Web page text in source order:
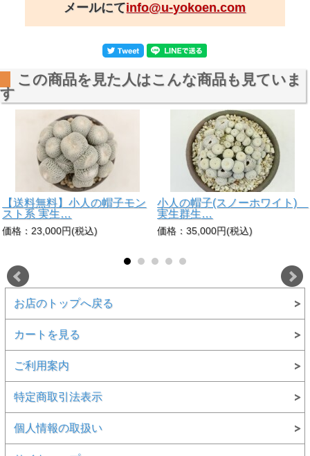
メールにてinfo@u-yokoen.com
この商品を見た人はこんな商品も見ていま
す
【送料無料】小人の帽子モン
スト系 実生…
価格：23,000円(税込)
小人の帽子(スノーホワイト)
実生群生…
価格：35,000円(税込)
お店のトップへ戻る
カートを見る
ご利用案内
特定商取引法表示
個人情報の取扱い